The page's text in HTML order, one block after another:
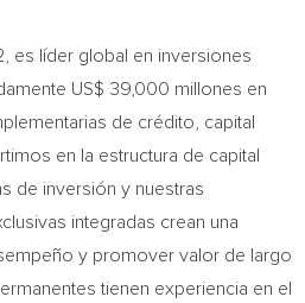
es líder global en inversiones
US$ 39,000 millones en
de crédito, capital
en la estructura de capital
de inversión y nuestras
integradas crean una
y promover valor de largo
tienen experiencia en el